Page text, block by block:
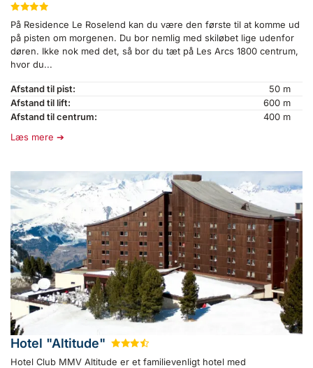
★★★
På Residence Le Roselend kan du være den første til at komme ud
på pisten om morgenen. Du bor nemlig med skiløbet lige udenfor
døren. Ikke nok med det, så bor du tæt på Les Arcs 1800 centrum,
hvor du...
Afstand til pist:
50 m
Afstand til lift:
600 m
Afstand til centrum:
400 m
Læs mere
Hotel "Altitude" ★★★
Hotel Club MMV Altitude er et familievenligt hotel med